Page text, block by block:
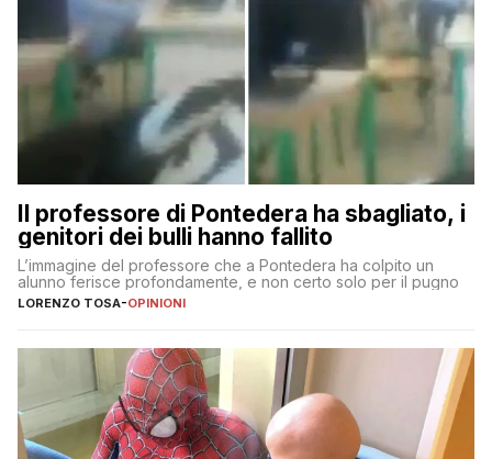
Il professore di Pontedera ha sbagliato, i
genitori dei bulli hanno fallito
L’immagine del professore che a Pontedera ha colpito un
alunno ferisce profondamente, e non certo solo per il pugno
LORENZO TOSA-OPINIONI